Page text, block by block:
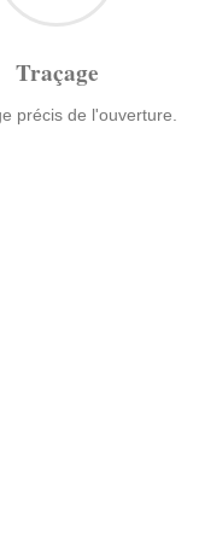
Traçage
précis de l'ouverture.